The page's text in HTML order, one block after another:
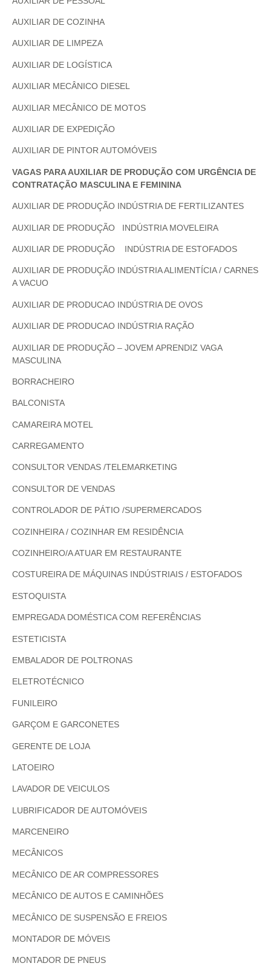
AUXILIAR DE COZINHA
AUXILIAR DE LIMPEZA
AUXILIAR DE LOGÍSTICA
AUXILIAR MECÂNICO DIESEL
AUXILIAR MECÂNICO DE MOTOS
AUXILIAR DE EXPEDIÇÃO
AUXILIAR DE PINTOR AUTOMÓVEIS
VAGAS PARA AUXILIAR DE PRODUÇÃO COM URGÊNCIA DE
CONTRATAÇÃO MASCULINA E FEMININA
AUXILIAR DE PRODUÇÃO INDÚSTRIA DE FERTILIZANTES
AUXILIAR DE PRODUÇÃO INDÚSTRIA MOVELEIRA
AUXILIAR DE PRODUÇÃO INDÚSTRIA DE ESTOFADOS
AUXILIAR DE PRODUÇÃO INDÚSTRIA ALIMENTÍCIA / CARNES
A VACUO
AUXILIAR DE PRODUCAO INDÚSTRIA DE OVOS
AUXILIAR DE PRODUCAO INDÚSTRIA RAÇÃO
AUXILIAR DE PRODUÇÃO – JOVEM APRENDIZ VAGA
MASCULINA
BORRACHEIRO
BALCONISTA
CAMAREIRA MOTEL
CARREGAMENTO
CONSULTOR VENDAS /TELEMARKETING
CONSULTOR DE VENDAS
CONTROLADOR DE PÁTIO /SUPERMERCADOS
COZINHEIRA / COZINHAR EM RESIDÊNCIA
COZINHEIRO/A ATUAR EM RESTAURANTE
COSTUREIRA DE MÁQUINAS INDÚSTRIAIS / ESTOFADOS
ESTOQUISTA
EMPREGADA DOMÉSTICA COM REFERÊNCIAS
ESTETICISTA
EMBALADOR DE POLTRONAS
ELETROTÉCNICO
FUNILEIRO
GARÇOM E GARCONETES
GERENTE DE LOJA
LATOEIRO
LAVADOR DE VEICULOS
LUBRIFICADOR DE AUTOMÓVEIS
MARCENEIRO
MECÂNICOS
MECÂNICO DE AR COMPRESSORES
MECÂNICO DE AUTOS E CAMINHÕES
MECÂNICO DE SUSPENSÃO E FREIOS
MONTADOR DE MÓVEIS
MONTADOR DE PNEUS